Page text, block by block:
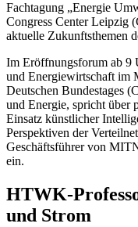
Fachtagung „Energie
Congress Center Leipzig
aktuelle Zukunftsthemen
Im Eröffnungsforum ab 9
und Energiewirtschaft im
Deutschen Bundestages
und Energie, spricht über
Einsatz künstlicher
Perspektiven der
Geschäftsführer von
ein.
HTWK-
und Strom